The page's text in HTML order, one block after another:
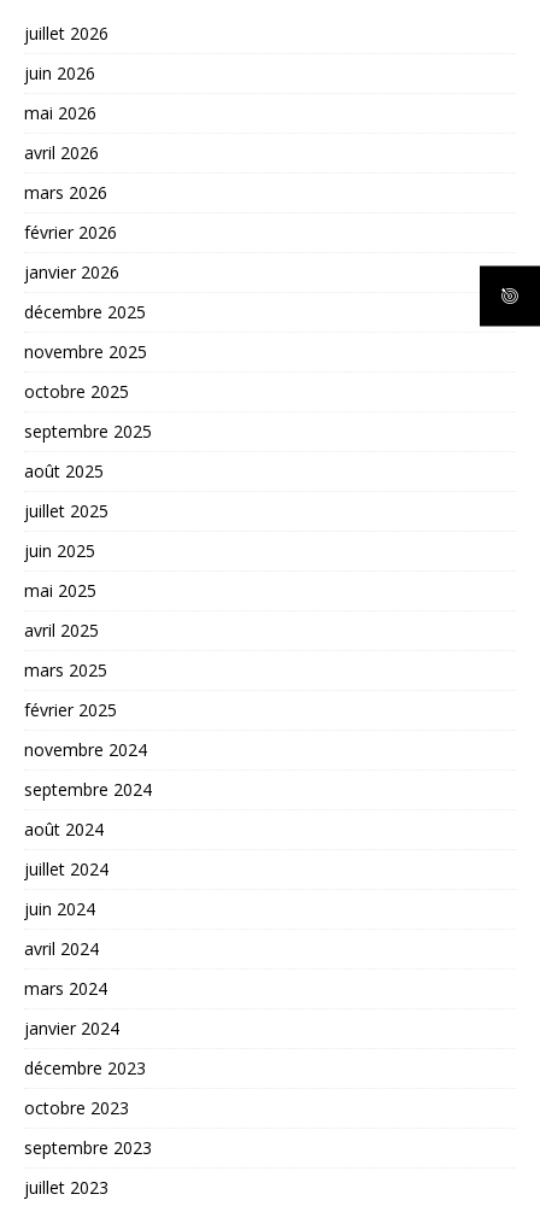
juillet 2026
juin 2026
mai 2026
avril 2026
mars 2026
février 2026
janvier 2026
décembre 2025
novembre 2025
octobre 2025
septembre 2025
août 2025
juillet 2025
juin 2025
mai 2025
avril 2025
mars 2025
février 2025
novembre 2024
septembre 2024
août 2024
juillet 2024
juin 2024
avril 2024
mars 2024
janvier 2024
décembre 2023
octobre 2023
septembre 2023
juillet 2023